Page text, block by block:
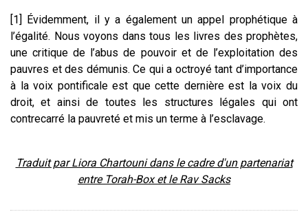
[1] Évidemment, il y a également un appel prophétique à
l’égalité. Nous voyons dans tous les livres des prophètes,
une critique de l’abus de pouvoir et de l’exploitation des
pauvres et des démunis. Ce qui a octroyé tant d’importance
à la voix pontificale est que cette dernière est la voix du
droit, et ainsi de toutes les structures légales qui ont
contrecarré la pauvreté et mis un terme à l’esclavage.
Traduit par Liora Chartouni dans le cadre d'un partenariat
entre Torah-Box et le Rav Sacks